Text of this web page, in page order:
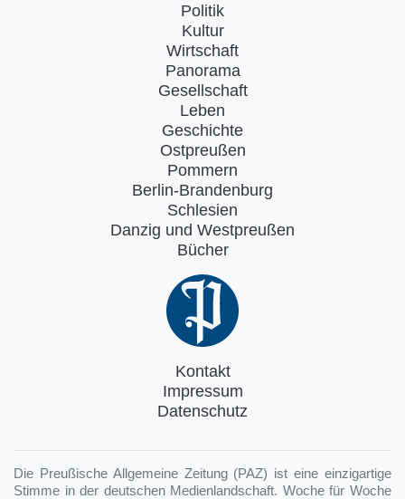
Politik
Kultur
Wirtschaft
Panorama
Gesellschaft
Leben
Geschichte
Ostpreußen
Pommern
Berlin-Brandenburg
Schlesien
Danzig und Westpreußen
Bücher
Kontakt
Impressum
Datenschutz
Die Preußische Allgemeine Zeitung (PAZ) ist eine einzigartige
Stimme in der deutschen Medienlandschaft. Woche für Woche